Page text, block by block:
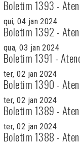
Boletim 1393 -
qui, 04 jan 2024
Boletim 1392 -
qua, 03 jan 2024
Boletim 1391 -
ter, 02 jan 2024
Boletim 1390 -
ter, 02 jan 2024
Boletim 1389 -
ter, 02 jan 2024
Boletim 1388 -